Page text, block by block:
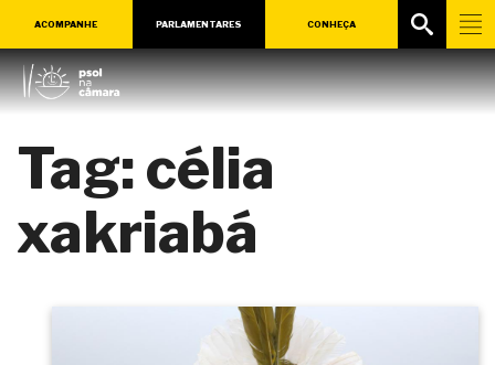
ACOMPANHE PARLAMENTARES CONHEÇA
Tag:célia
xakriabá